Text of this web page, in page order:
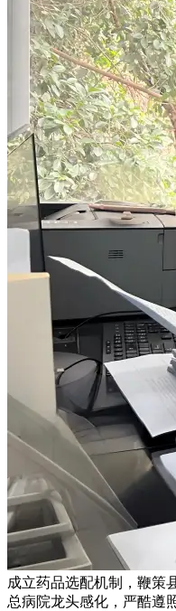
成立药品选配机制，鞭策
总病院龙头感化，严酷遵